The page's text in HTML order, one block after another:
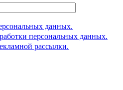
данных.
персональных данных.
рассылки.